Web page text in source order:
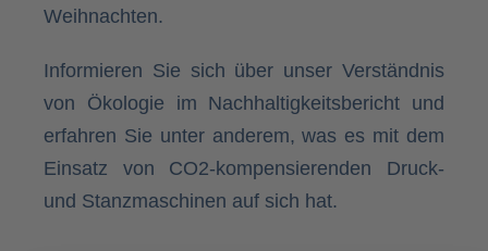
Weihnachten.
Informieren Sie sich über unser Verständnis
von Ökologie im Nachhaltigkeitsbericht und
erfahren Sie unter anderem, was es mit dem
Einsatz von CO2-kompensierenden Druck-
und Stanzmaschinen auf sich hat.